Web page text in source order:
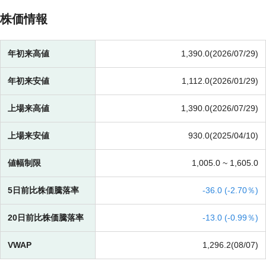
株価情報
年初来高値 1,390.0(2026/07/29)
年初来安値 1,112.0(2026/01/29)
上場来高値 1,390.0(2026/07/29)
上場来安値 930.0(2025/04/10)
値幅制限 1,005.0 ~ 1,605.0
5日前比株価騰落率 -36.0 (-2.70％)
20日前比株価騰落率 -13.0 (-0.99％)
VWAP 1,296.2(08/07)